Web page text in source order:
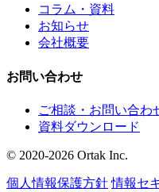
コラム・資料
お知らせ
会社概要
お問い合わせ
ご相談・お問い合わ
資料ダウンロード
© 2020-2026 Ortak Inc.
個人情報保護方針 情報セ